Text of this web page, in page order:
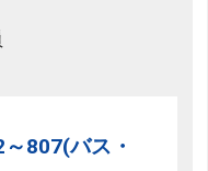
807(バス・